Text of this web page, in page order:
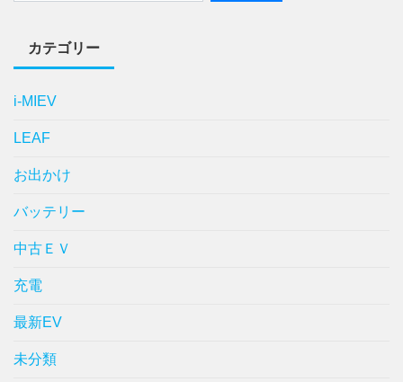
カテゴリー
i-MIEV
LEAF
お出かけ
バッテリー
中古ＥＶ
充電
最新EV
未分類